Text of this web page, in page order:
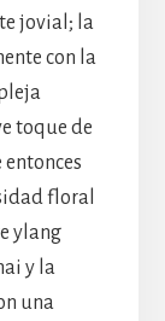
jovial; la
con la
toque de
floral
ylang
y la
una